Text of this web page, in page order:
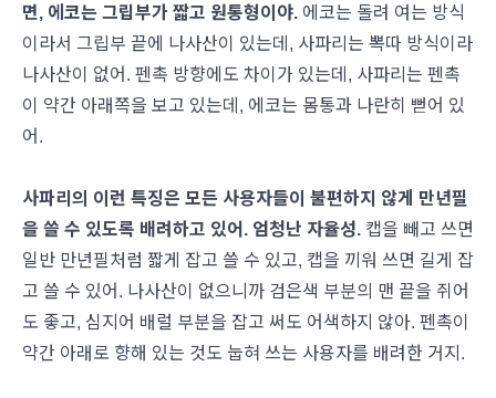
면, 에코는 그립부가 짧고 원통형이야. 에코는 돌려 여는 방식
이라서 그립부 끝에 나사산이 있는데, 사파리는 뽁따 방식이라
나사산이 없어. 펜촉 방향에도 차이가 있는데, 사파리는 펜촉
이 약간 아래쪽을 보고 있는데, 에코는 몸통과 나란히 뻗어 있
어.
사파리의 이런 특징은 모든 사용자들이 불편하지 않게 만년필
을 쓸 수 있도록 배려하고 있어. 엄청난 자율성. 캡을 빼고 쓰면
일반 만년필처럼 짧게 잡고 쓸 수 있고, 캡을 끼워 쓰면 길게 잡
고 쓸 수 있어. 나사산이 없으니까 검은색 부분의 맨 끝을 쥐어
도 좋고, 심지어 배럴 부분을 잡고 써도 어색하지 않아. 펜촉이
약간 아래로 향해 있는 것도 눕혀 쓰는 사용자를 배려한 거지.